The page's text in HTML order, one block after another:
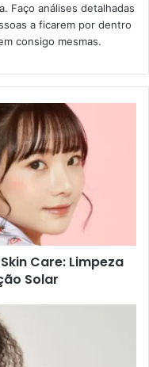
Faço análises detalhadas
a ficarem por dentro
consigo mesmas.
Care: Limpeza
Solar